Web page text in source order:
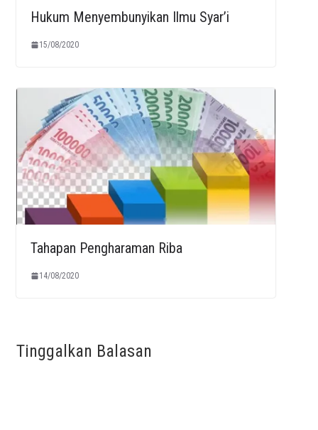
Hukum Menyembunyikan Ilmu Syar’i
15/08/2020
Tahapan Pengharaman Riba
14/08/2020
Tinggalkan Balasan